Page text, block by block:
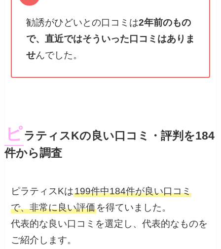
勧誘がひどいとの口コミは2年前のもの
で、直近ではそういった口コミはありま
せんでした。
ピラティスKの良い口コミ・評判を184
件から調査
ピラティスKは199件中184件が良い口コミ
で、非常に良い評価を得ていました。
代表的な良い口コミを選定し、代表的なものを
ご紹介します。